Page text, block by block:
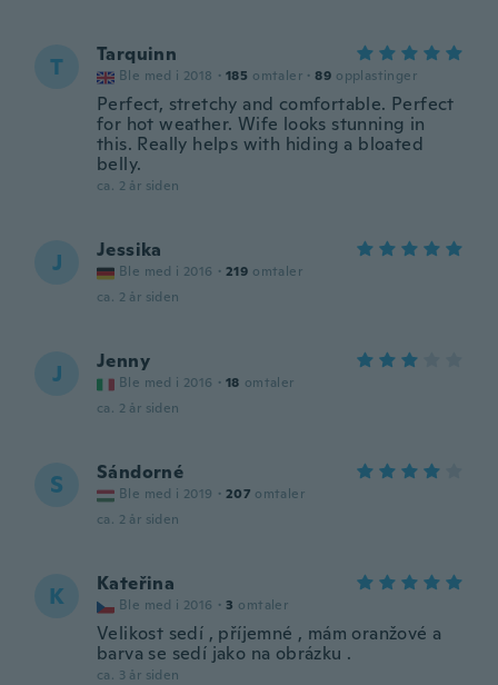
T Tarquinn
Ble med i 2018 · 185 omtaler · 89 opplastinger
Perfect, stretchy and comfortable. Perfect
for hot weather. Wife looks stunning in
this. Really helps with hiding a bloated
belly.
ca. 2 år siden
J Jessika
Ble med i 2016 · 219 omtaler
ca. 2 år siden
J Jenny
Ble med i 2016 · 18 omtaler
ca. 2 år siden
S Sándorné
Ble med i 2019 · 207 omtaler
ca. 2 år siden
K Kateřina
Ble med i 2016 · 3 omtaler
Velikost sedí , příjemné , mám oranžové a
barva se sedí jako na obrázku .
ca. 3 år siden